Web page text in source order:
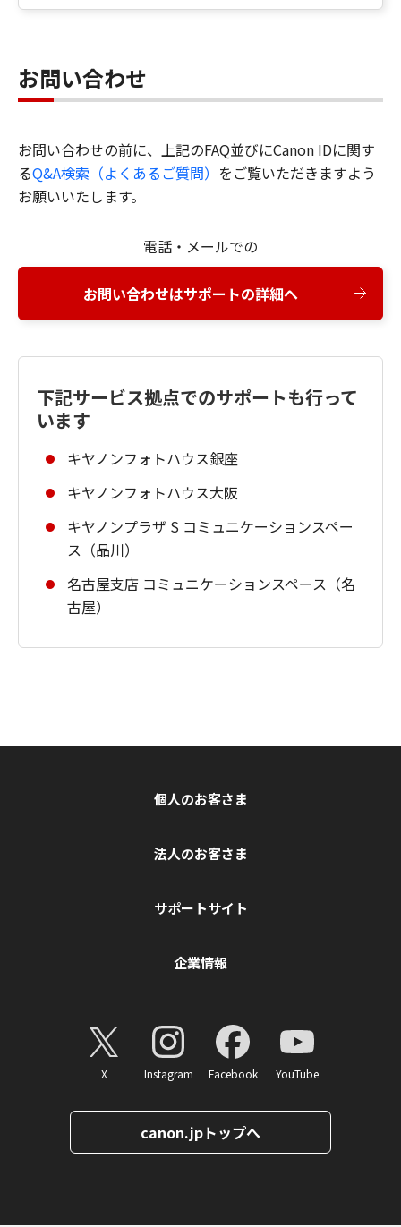
お問い合わせ
お問い合わせの前に、上記のFAQ並びにCanon IDに関す
るQ&A検索（よくあるご質問） をご覧いただきますよう
お願いいたします。
電話・メールでの
お問い合わせはサポートの詳細へ
下記サービス拠点でのサポートも行って
います
キヤノンフォトハウス銀座
キヤノンフォトハウス大阪
キヤノンプラザ S コミュニケーションスペー
ス（品川）
名古屋支店 コミュニケーションスペース（名
古屋）
個人のお客さま
法人のお客さま
サポートサイト
企業情報
X Instagram Facebook YouTube
canon.jpトップへ